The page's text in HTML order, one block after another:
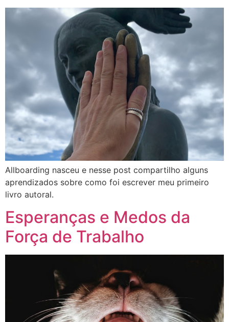
Allboarding nasceu e nesse post compartilho alguns
aprendizados sobre como foi escrever meu primeiro
livro autoral.
Esperanças e Medos da
Força de Trabalho